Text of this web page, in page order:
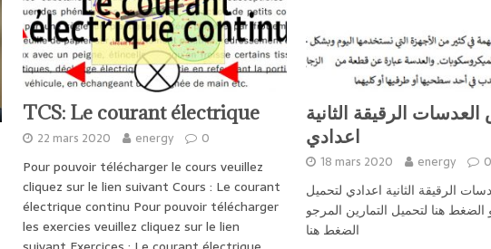
TCS: Le courant électrique
22 mars 2020 energy 0
Pour pouvoir télécharger le cours veuillez
cliquez sur le lien suivant Cours : Le courant
électrique continu Pour pouvoir télécharger
les exercies veuillez cliquez sur le lien
الرقيقة الثانية
اعدادي
18 mars 2020 energy 0
الرقيقة الثانية اعدادي لتحميل
هنا لتحميل التمارين المرجو